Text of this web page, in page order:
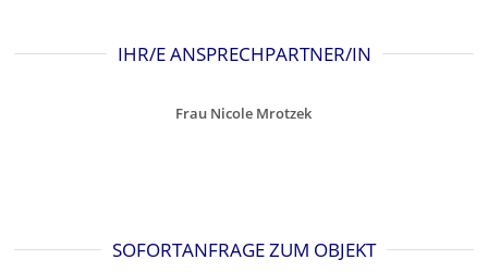
IHR/E ANSPRECHPARTNER/IN
Frau Nicole Mrotzek
SOFORTANFRAGE ZUM OBJEKT